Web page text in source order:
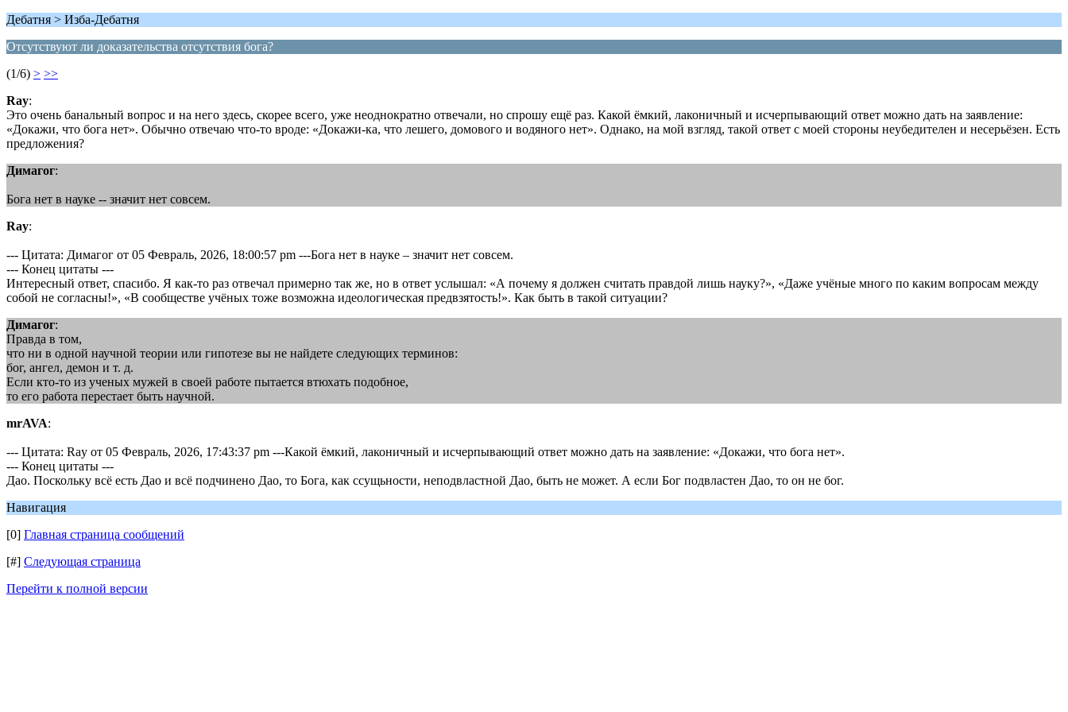
Дебатня > Изба-Дебатня
Отсутствуют ли доказательства отсутствия бога?
(1/6) > >>
Ray:
Это очень банальный вопрос и на него здесь, скорее всего, уже неоднократно отвечали, но спрошу ещё раз. Какой ёмкий, лаконичный и исчерпывающий ответ можно дать на заявление:
«Докажи, что бога нет». Обычно отвечаю что-то вроде: «Докажи-ка, что лешего, домового и водяного нет». Однако, на мой взгляд, такой ответ с моей стороны неубедителен и несерьёзен. Есть
предложения?
Димагог:
Бога нет в науке -- значит нет совсем.
Ray:
--- Цитата: Димагог от 05 Февраль, 2026, 18:00:57 pm ---Бога нет в науке ‒ значит нет совсем.
--- Конец цитаты ---
Интересный ответ, спасибо. Я как-то раз отвечал примерно так же, но в ответ услышал: «А почему я должен считать правдой лишь науку?», «Даже учёные много по каким вопросам между
собой не согласны!», «В сообществе учёных тоже возможна идеологическая предвзятость!». Как быть в такой ситуации?
Димагог:
Правда в том,
что ни в одной научной теории или гипотезе вы не найдете следующих терминов:
бог, ангел, демон и т. д.
Если кто-то из ученых мужей в своей работе пытается втюхать подобное,
то его работа перестает быть научной.
mrAVA:
--- Цитата: Ray от 05 Февраль, 2026, 17:43:37 pm ---Какой ёмкий, лаконичный и исчерпывающий ответ можно дать на заявление: «Докажи, что бога нет».
--- Конец цитаты ---
Дао. Поскольку всё есть Дао и всё подчинено Дао, то Бога, как ссущьности, неподвластной Дао, быть не может. А если Бог подвластен Дао, то он не бог.
Навигация
[0] Главная страница сообщений
[#] Следующая страница
Перейти к полной версии